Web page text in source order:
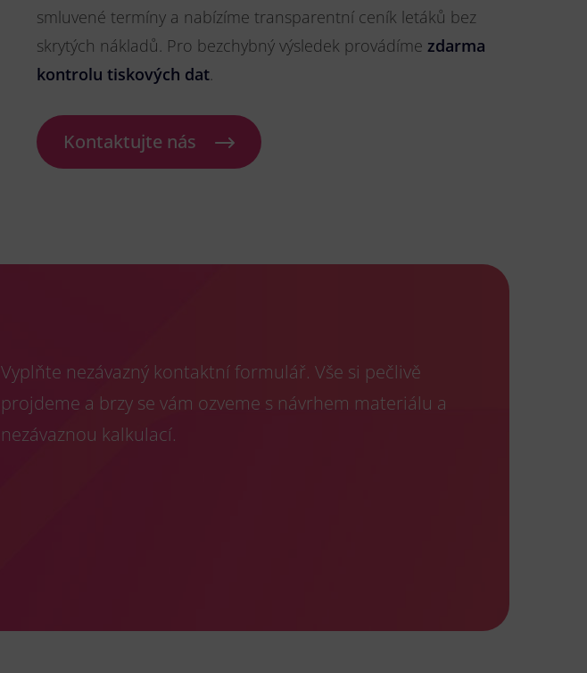
smluvené termíny a nabízíme transparentní ceník letáků bez
skrytých nákladů. Pro bezchybný výsledek provádíme zdarma
kontrolu tiskových dat.
Kontaktujte nás
Vyplňte nezávazný kontaktní formulář. Vše si pečlivě
projdeme a brzy se vám ozveme s návrhem materiálu a
nezávaznou kalkulací.